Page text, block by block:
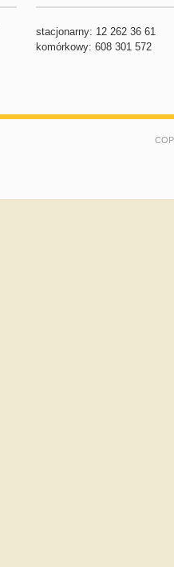
stacjonarny: 12 262 36 61
komórkowy: 608 301 572